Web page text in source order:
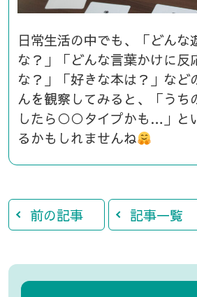
日常生活の中でも、「どんな
な？」「どんな言葉かけに反
な？」「好きな本は？」など
んを観察してみると、「うち
したら○○タイプかも…」と
るかもしれませんね
前の記事 記事一覧